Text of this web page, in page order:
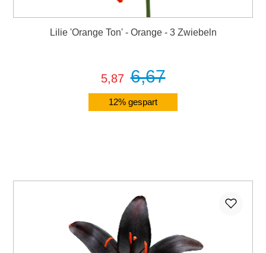
Lilie 'Orange Ton' - Orange - 3 Zwiebeln
5,87 6,67
12% gespart